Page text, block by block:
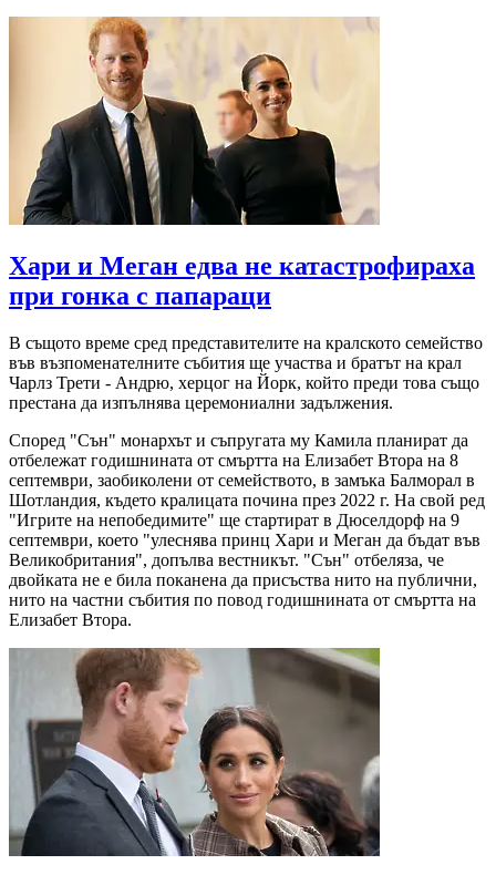
Хари и Меган едва не катастрофираха
при гонка с папараци
В същото време сред представителите на кралското семейство
във възпоменателните събития ще участва и братът на крал
Чарлз Трети - Андрю, херцог на Йорк, който преди това също
престана да изпълнява церемониални задължения.
Според "Сън" монархът и съпругата му Камила планират да
отбележат годишнината от смъртта на Елизабет Втора на 8
септември, заобиколени от семейството, в замъка Балморал в
Шотландия, където кралицата почина през 2022 г. На свой ред
"Игрите на непобедимите" ще стартират в Дюселдорф на 9
септември, което "улеснява принц Хари и Меган да бъдат във
Великобритания", допълва вестникът. "Сън" отбеляза, че
двойката не е била поканена да присъства нито на публични,
нито на частни събития по повод годишнината от смъртта на
Елизабет Втора.